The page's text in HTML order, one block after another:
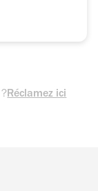
Réclamez ici